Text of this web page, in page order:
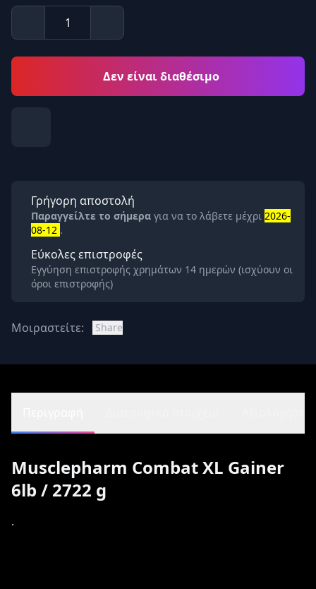
Δεν είναι διαθέσιμο
Γρήγορη αποστολή
Παραγγείλτε το σήμερα για να το λάβετε μέχρι 2026-
08-12 .
Εύκολες επιστροφές
Εγγύηση επιστροφής χρημάτων 14 ημερών (ισχύουν οι
όροι επιστροφής)
Μοιραστείτε: Share
Musclepharm Combat XL Gainer
6lb / 2722 g
.